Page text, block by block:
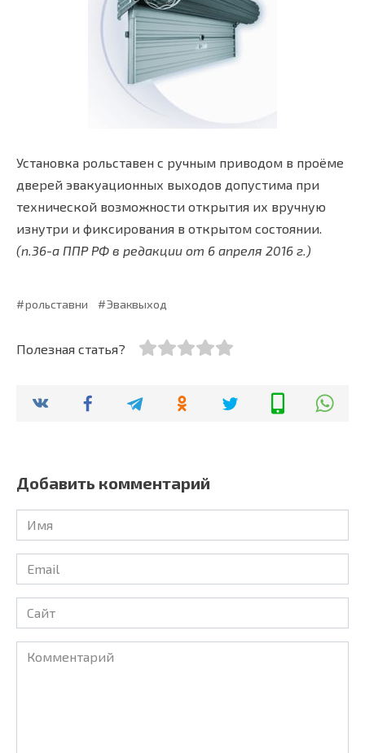
Установка рольставен с ручным приводом в проёме
дверей эвакуационных выходов допустима при
технической возможности открытия их вручную
изнутри и фиксирования в открытом состоянии.
(п.36-а ППР РФ в редакции от 6 апреля 2016 г.)
рольставни Эваквыход
Полезная статья?
Добавить комментарий
Имя
Email
Сайт
Комментарий